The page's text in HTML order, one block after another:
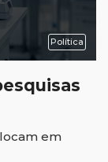
Política
em